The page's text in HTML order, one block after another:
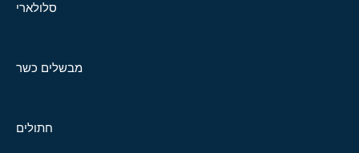
סלולארי
מבשלים כשר
חתולים